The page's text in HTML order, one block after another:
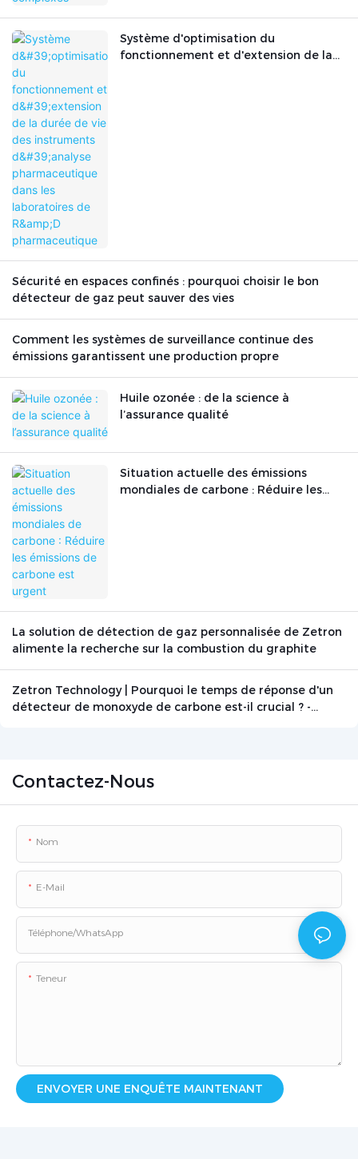
Système d'optimisation du
fonctionnement et d'extension de la
Sécurité en espaces confinés : pourquoi choisir le bon
détecteur de gaz peut sauver des vies
Comment les systèmes de surveillance continue des
émissions garantissent une production propre
Huile ozonée : de la science à
l’assurance qualité
Situation actuelle des émissions
mondiales de carbone : Réduire les
La solution de détection de gaz personnalisée de Zetron
alimente la recherche sur la combustion du graphite
Zetron Technology | Pourquoi le temps de réponse d'un
détecteur de monoxyde de carbone est-il crucial ? -
Contactez-Nous
Nom
E-Mail
Téléphone/WhatsApp
Teneur
ENVOYER UNE ENQUÊTE MAINTENANT